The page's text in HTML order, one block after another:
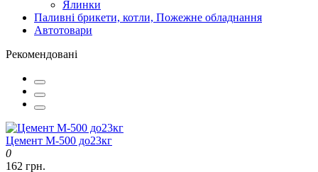
Ялинки
Паливні брикети, котли, Пожежне обладнання
Автотовари
Рекомендовані
Цемент М-500 до23кг
0
162 грн.